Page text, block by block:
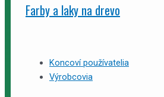
Farby a laky na drevo
Koncoví používatelia
Výrobcovia